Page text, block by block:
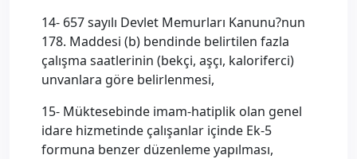
14- 657 sayılı Devlet Memurları Kanunu?nun
178. Maddesi (b) bendinde belirtilen fazla
çalışma saatlerinin (bekçi, aşçı, kaloriferci)
unvanlara göre belirlenmesi,
15- Müktesebinde imam-hatiplik olan genel
idare hizmetinde çalışanlar içinde Ek-5
formuna benzer düzenleme yapılması,